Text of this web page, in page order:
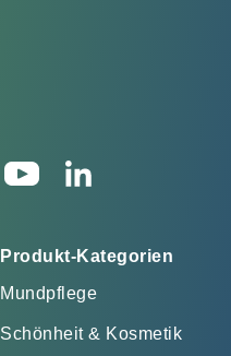
Produkt-Kategorien
Mundpflege
Schönheit & Kosmetik